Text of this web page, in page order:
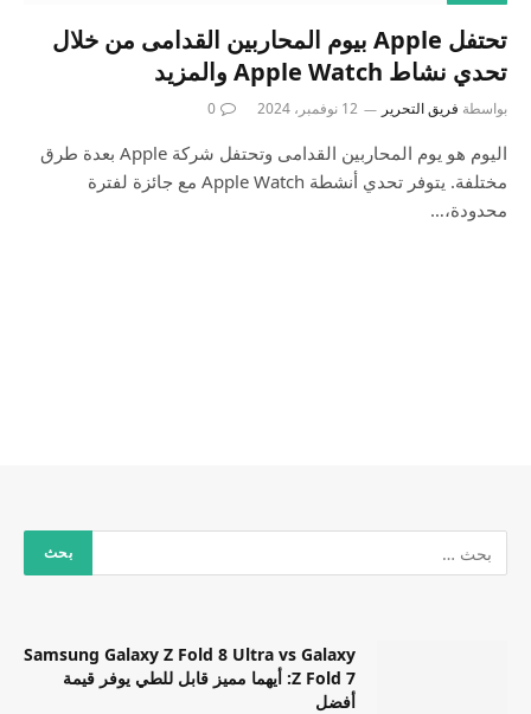
تحتفل Apple بيوم المحاربين القدامى من خلال
تحدي نشاط Apple Watch والمزيد
بواسطة فريق التحرير 12 نوفمبر، 2024 0
اليوم هو يوم المحاربين القدامى وتحتفل شركة Apple بعدة طرق
مختلفة. يتوفر تحدي أنشطة Apple Watch مع جائزة لفترة
محدودة،…
Samsung Galaxy Z Fold 8 Ultra vs Galaxy
Z Fold 7: أيهما مميز قابل للطي يوفر قيمة
أفضل